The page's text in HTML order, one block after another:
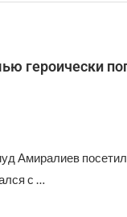
героически
Амиралиев
с …